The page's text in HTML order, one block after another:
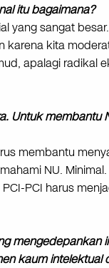
itu bagaimana?
yang sangat
kita
apalagi radikal
Untuk membantu
membantu
NU.
PCI harus
mengedepankan
kaum intelektual